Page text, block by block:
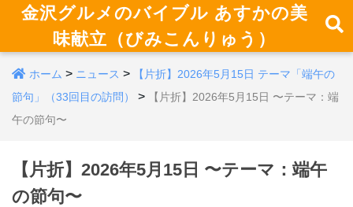
金沢グルメのバイブル あすかの美
味献立（びみこんりゅう）
ホーム > ニュース >
【片折】2026年5月15日 テーマ「端午の
節句」（33回目の訪問）
>
【片折】2026年5月15日 〜テーマ：端
午の節句〜
【片折】2026年5月15日 〜テーマ：端午
の節句〜